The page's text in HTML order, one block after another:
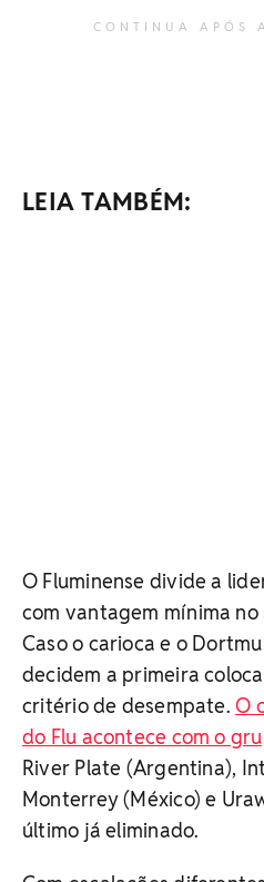
CONTINUA APÓS
LEIA TAMBÉM:
O Fluminense divide a
com vantagem mínima no
Caso o carioca e o
decidem a primeira
critério de desempate.O
do Flu acontece com o
River Plate (Argentina),
Monterrey (México) e
último já eliminado.